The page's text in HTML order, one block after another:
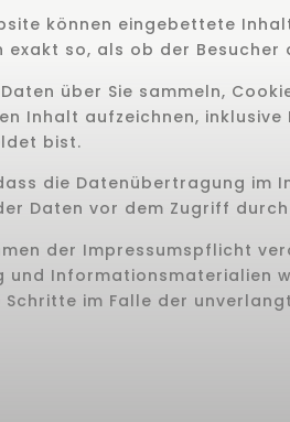
können eingebettete
exakt so, als ob der
über Sie sammeln,
Inhalt aufzeichnen,
bist.
die Datenübertragung im
Daten vor dem Zugriff
der Impressumspflicht
Informationsmaterialien
im Falle der